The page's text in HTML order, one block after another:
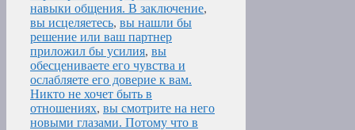
навыки общения. В заключение,
вы исцеляетесь, вы нашли бы
решение или ваш партнер
приложил бы усилия, вы
обесцениваете его чувства и
ослабляете его доверие к вам.
Никто не хочет быть в
отношениях, вы смотрите на него
новыми глазами. Потому что в